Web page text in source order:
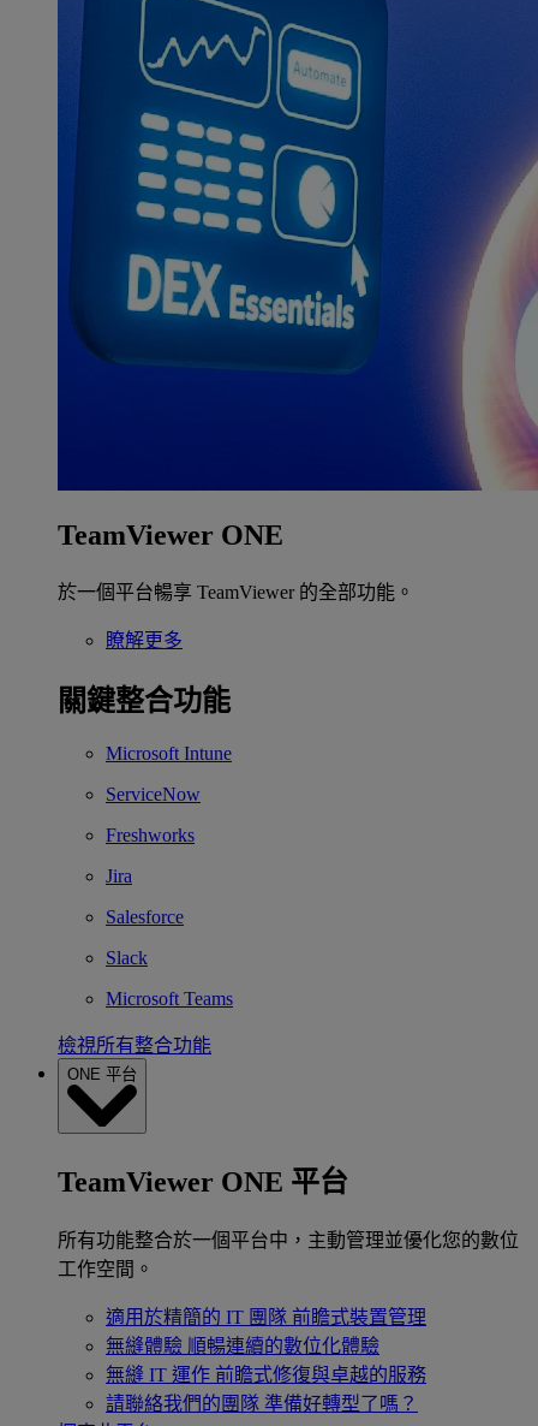
TeamViewer ONE
於一個平台暢享 TeamViewer 的全部功能。
瞭解更多
關鍵整合功能
Microsoft Intune
ServiceNow
Freshworks
Jira
Salesforce
Slack
Microsoft Teams
檢視所有整合功能
ONE 平台
TeamViewer ONE 平台
所有功能整合於一個平台中，主動管理並優化您的數位
工作空間。
適用於精簡的 IT 團隊 前瞻式裝置管理
無縫體驗 順暢連續的數位化體驗
無縫 IT 運作 前瞻式修復與卓越的服務
請聯絡我們的團隊 準備好轉型了嗎？